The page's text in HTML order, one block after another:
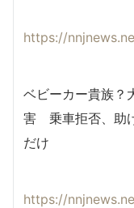
https://
ベビーカー貴族
害 乗車拒否、助
だけ
https://